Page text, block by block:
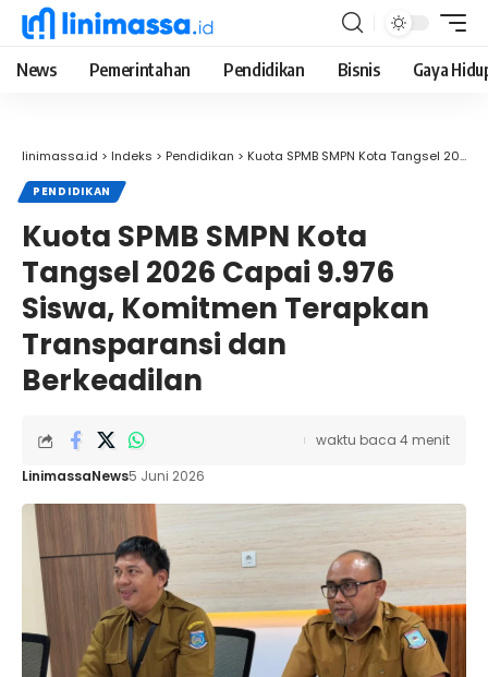
News Pemerintahan Pendidikan Bisnis Gaya
linimassa.id > Indeks > Pendidikan > Kuota SPMB SMPN Kota Tangsel 2026 Capai 9.976 Siswa, Komitmen Terapkan Transparansi dan Berkeadilan
PENDIDIKAN
Kuota SPMB SMPN Kota
Tangsel 2026 Capai 9.976
Siswa, Komitmen Terapkan
Transparansi dan
Berkeadilan
LinimassaNews5 Juni 2026
waktu baca 4 menit